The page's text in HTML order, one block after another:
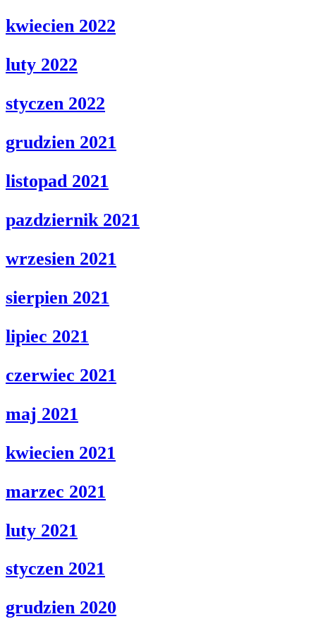
kwiecien 2022
luty 2022
styczen 2022
grudzien 2021
listopad 2021
pazdziernik 2021
wrzesien 2021
sierpien 2021
lipiec 2021
czerwiec 2021
maj 2021
kwiecien 2021
marzec 2021
luty 2021
styczen 2021
grudzien 2020